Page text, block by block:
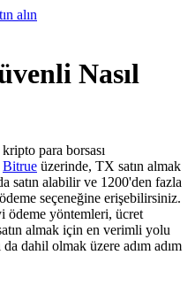
alın
Nasıl
para borsası
Bitrue üzerinde, TX satın almak
satın alabilir ve 1200'den fazla
seçeneğine erişebilirsiniz.
ödeme yöntemleri, ücret
almak için en verimli yolu
dahil olmak üzere adım adım